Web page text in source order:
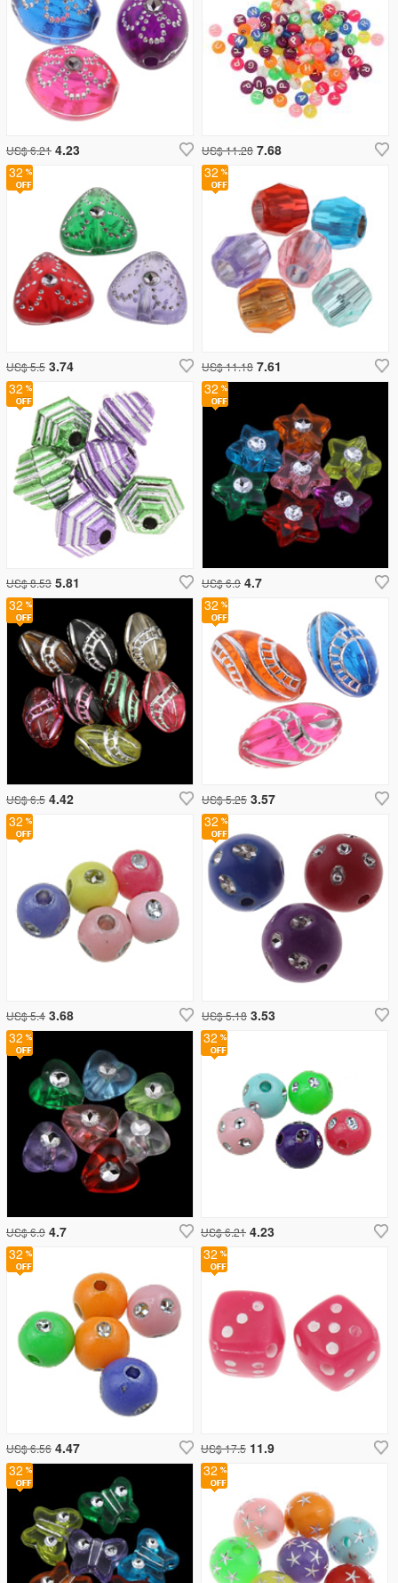
32
US$ 6.56 4.47
32
US$ 6.21 4.23
32
US$ 5.4 3.68
US$ 6.21 4.23
32
US$ 6.9 4.7
32
US$ 8.53 5.81
32
US$ 5.18 3.53
32
US$ 6.9 4.7
32
US$ 6.5 4.42
32
US$ 5.25 3.57
32
US$ 11.18 7.61
32
US$ 5.5 3.74
US$ 11.28 7.68
32 32
32
US$ 17.5 11.9